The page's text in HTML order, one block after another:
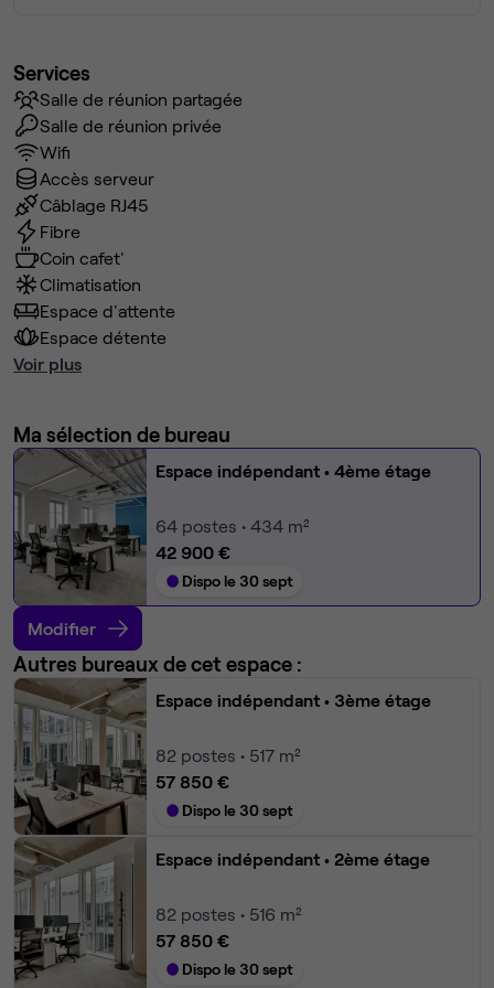
Services
Salle de réunion partagée
Salle de réunion privée
Wifi
Accès serveur
Câblage RJ45
Fibre
Coin cafet'
Climatisation
Espace d'attente
Espace détente
Voir plus
Ma sélection de bureau
Espace indépendant • 4ème étage
64 postes • 434 m²
42 900 €
Dispo le 30 sept
Modifier
Autres bureaux de cet espace :
Espace indépendant • 3ème étage
82 postes • 517 m²
57 850 €
Dispo le 30 sept
Espace indépendant • 2ème étage
82 postes • 516 m²
57 850 €
Dispo le 30 sept